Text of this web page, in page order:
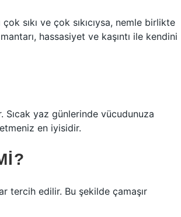
sıkı ve çok sıkıcıysa, nemle birlikte
hassasiyet ve kaşıntı ile kendini
Sıcak yaz günlerinde vücudunuza
en iyisidir.
tercih edilir. Bu şekilde çamaşır